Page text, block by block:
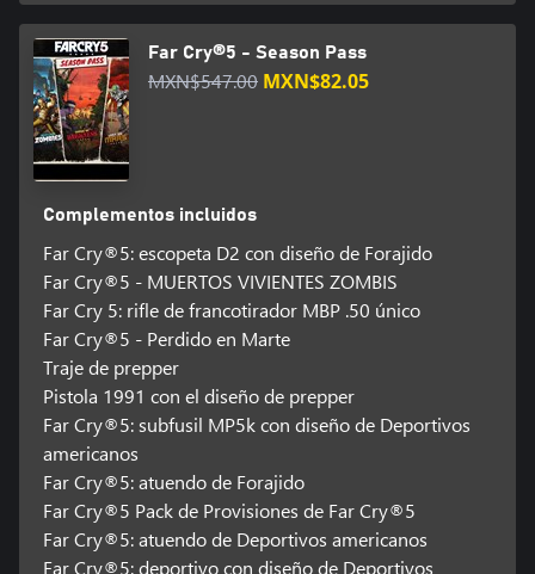
Far Cry®5 - Season Pass
MXN$547.00 MXN$82.05
Complementos incluidos
Far Cry®5: escopeta D2 con diseño de Forajido
Far Cry®5 - MUERTOS VIVIENTES ZOMBIS
Far Cry 5: rifle de francotirador MBP .50 único
Far Cry®5 - Perdido en Marte
Traje de prepper
Pistola 1991 con el diseño de prepper
Far Cry®5: subfusil MP5k con diseño de Deportivos
americanos
Far Cry®5: atuendo de Forajido
Far Cry®5 Pack de Provisiones de Far Cry®5
Far Cry®5: atuendo de Deportivos americanos
Far Cry®5: deportivo con diseño de Deportivos